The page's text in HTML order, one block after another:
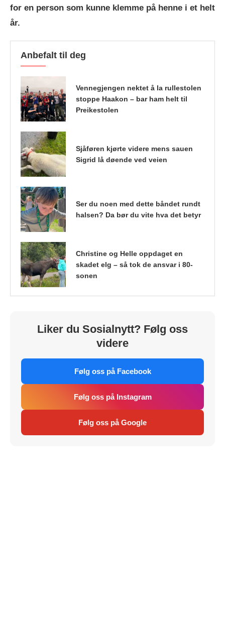
for en person som kunne klemme på henne i et helt
år.
Anbefalt til deg
Vennegjengen nektet å la rullestolen
stoppe Haakon – bar ham helt til
Preikestolen
Sjåføren kjørte videre mens sauen
Sigrid lå døende ved veien
Ser du noen med dette båndet rundt
halsen? Da bør du vite hva det betyr
Christine og Helle oppdaget en
skadet elg – så tok de ansvar i 80-
sonen
Liker du Sosialnytt? Følg oss
videre
Følg oss på Facebook
Følg oss på Instagram
Følg oss på Google